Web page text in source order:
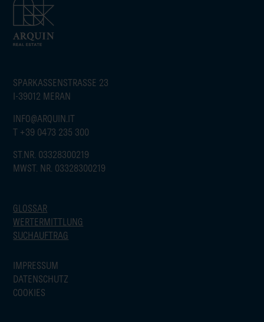
SPARKASSENSTRASSE 23
I-39012 MERAN
INFO@ARQUIN.IT
T +39 0473 235 300
ST.NR. 03328300219
MWST. NR. 03328300219
GLOSSAR
WERTERMITTLUNG
SUCHAUFTRAG
IMPRESSUM
DATENSCHUTZ
COOKIES